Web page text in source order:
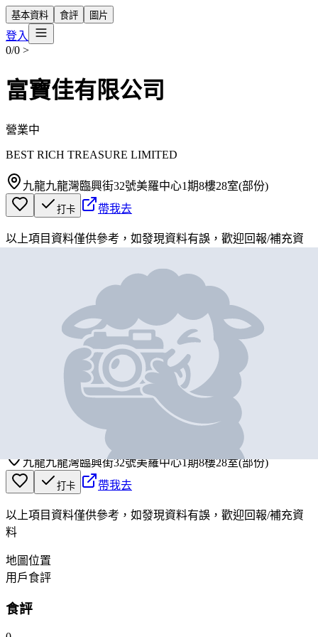
基本資料 食評 圖片
登入
0/0 >
富寶佳有限公司
營業中
BEST RICH TREASURE LIMITED
九龍九龍灣臨興街32號美羅中心1期8樓28室(部份)
打卡 帶我去
以上項目資料僅供參考，如發現資料有誤，歡迎回報/補充資
富寶佳有限公司
BEST RICH TREASURE LIMITED
九龍九龍灣臨興街32號美羅中心1期8樓28室(部份)
打卡 帶我去
以上項目資料僅供參考，如發現資料有誤，歡迎回報/補充資
料
地圖位置
用戶食評
食評